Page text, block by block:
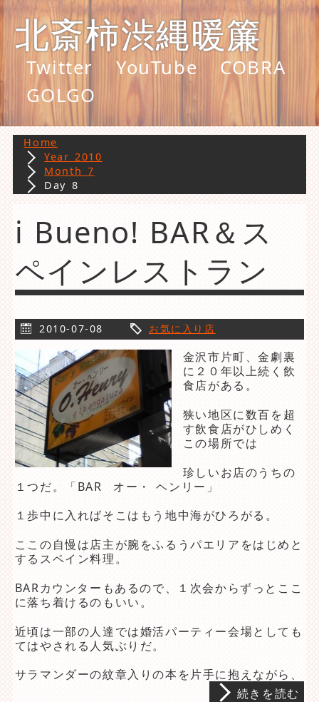
北斎柿渋縄暖簾
Twitter YouTube
COBRA
GOLGO
Home
Year 2010
Month 7
Day 8
i Bueno! BAR＆ス
ペインレストラン
2010-07-08 お気に入り店
金沢市片町、金劇裏
に２０年以上続く飲
食店がある。
狭い地区に数百を超
す飲食店がひしめく
この場所では
珍しいお店のうちの
１つだ。「BAR オー・ ヘンリー」
１歩中に入ればそこはもう地中海がひろがる。
ここの自慢は店主が腕をふるうパエリアをはじめと
するスペイン料理。
BARカウンターもあるので、１次会からずっとここ
に落ち着けるのもいい。
近頃は一部の人達では婚活パーティー会場としても
てはやされる人気ぶりだ。
サラマンダーの紋章入りの本を片手に抱えながら、
続きを読む